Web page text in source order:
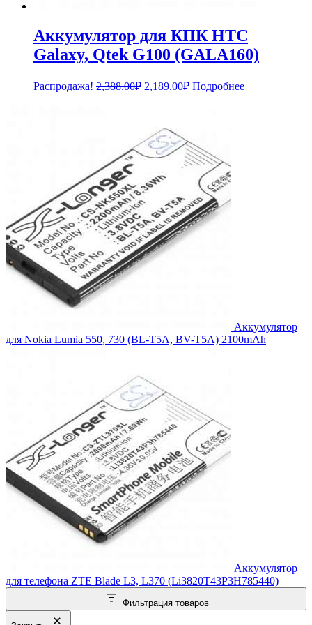
Аккумулятор для КПК HTC
Galaxy, Qtek G100 (GALA160)
Распродажа! 2,388.00₽ Первоначальная
2,189.00₽Текущая
цена:
Подробнее
Аккумулятор
для Nokia Lumia 550, 730 (BL-T5A, BV-T5A) 2100mAh
Аккумулятор
для телефона ZTE Blade L3, L370 (Li3820T43P3H785440)
Фильтрация товаров